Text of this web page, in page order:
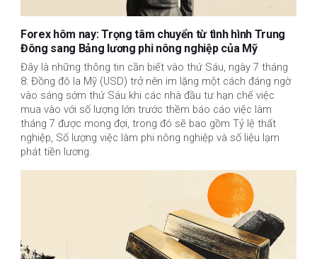
Forex hôm nay: Trọng tâm chuyển từ tình hình Trung
Đông sang Bảng lương phi nông nghiệp của Mỹ
Đây là những thông tin cần biết vào thứ Sáu, ngày 7 tháng
8: Đồng đô la Mỹ (USD) trở nên im lặng một cách đáng ngờ
vào sáng sớm thứ Sáu khi các nhà đầu tư hạn chế việc
mua vào với số lượng lớn trước thềm báo cáo việc làm
tháng 7 được mong đợi, trong đó sẽ bao gồm Tỷ lệ thất
nghiệp, Số lượng việc làm phi nông nghiệp và số liệu lạm
phát tiền lương.